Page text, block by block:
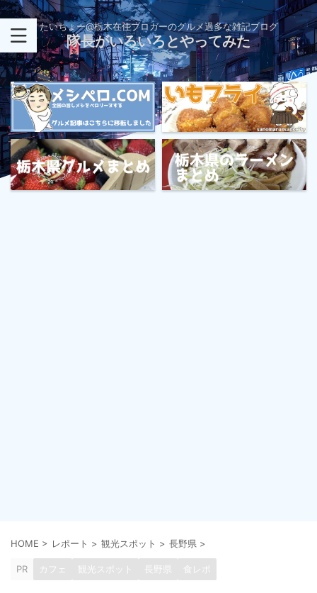
たいちょー@栃木在住ブロガーのグルメ過多な雑記ブログ
隊長がいろいろとやってみた
HOME > レポート > 観光スポット > 長野県 >
PR カフェ 観光スポット 長野県 食レポ